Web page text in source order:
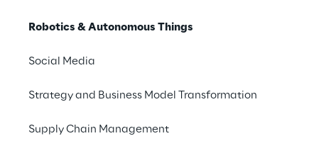
Robotics & Autonomous Things
Social Media
Strategy and Business Model Transformation
Supply Chain Management